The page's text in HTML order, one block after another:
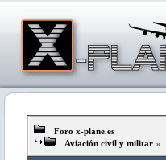
Foro x-plane.es
Aviación civil y militar »